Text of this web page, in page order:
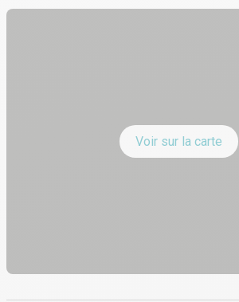
Voir sur la carte